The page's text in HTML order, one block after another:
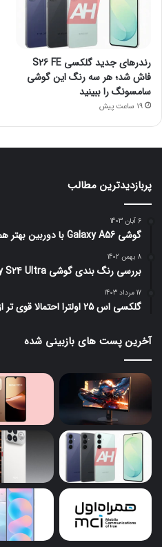
رندرهای جدید گلکسی S26 FE
فاش شد؛ هر سه رنگ این گوشی
سامسونگ را ببینید
19 ساعت پیش
پربازدیدترین مطالب
6 آبان 1403
گوشی Galaxy A56 با دوربین بهتر همراه است
8 بهمن 1402
بررسی رنگ بندی گوشی Galaxy S24 Ultra؛ کدام رنگ را بخریم
17 مرداد 1403
گلکسی اس 25 اولترا احتمالا قوی تر از آیفون 16 پرو است
آخرین پست های بازبینی شده